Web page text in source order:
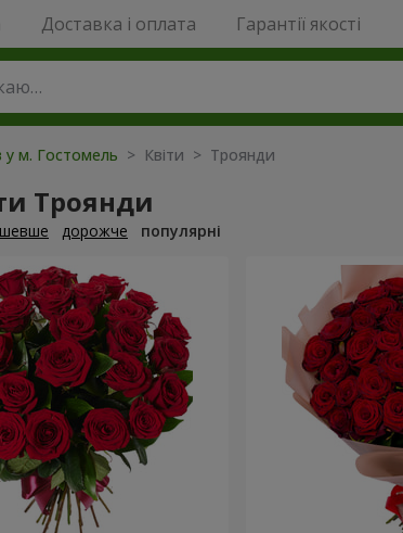
Доставка і оплата Гарантії якості
у м. Гостомель > Квіти > Троянди
Троянди
дорожче популярні